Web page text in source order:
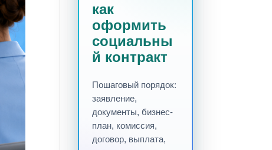
как
оформить
социальны
й контракт
Пошаговый порядок:
заявление,
документы, бизнес-
план, комиссия,
договор, выплата,